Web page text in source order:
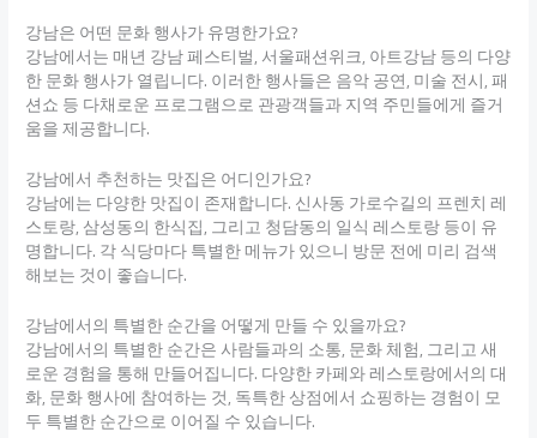
강남은 어떤 문화 행사가 유명한가요?
강남에서는 매년 강남 페스티벌, 서울패션위크, 아트강남 등의 다양
한 문화 행사가 열립니다. 이러한 행사들은 음악 공연, 미술 전시, 패
션쇼 등 다채로운 프로그램으로 관광객들과 지역 주민들에게 즐거
움을 제공합니다.
강남에서 추천하는 맛집은 어디인가요?
강남에는 다양한 맛집이 존재합니다. 신사동 가로수길의 프렌치 레
스토랑, 삼성동의 한식집, 그리고 청담동의 일식 레스토랑 등이 유
명합니다. 각 식당마다 특별한 메뉴가 있으니 방문 전에 미리 검색
해보는 것이 좋습니다.
강남에서의 특별한 순간을 어떻게 만들 수 있을까요?
강남에서의 특별한 순간은 사람들과의 소통, 문화 체험, 그리고 새
로운 경험을 통해 만들어집니다. 다양한 카페와 레스토랑에서의 대
화, 문화 행사에 참여하는 것, 독특한 상점에서 쇼핑하는 경험이 모
두 특별한 순간으로 이어질 수 있습니다.